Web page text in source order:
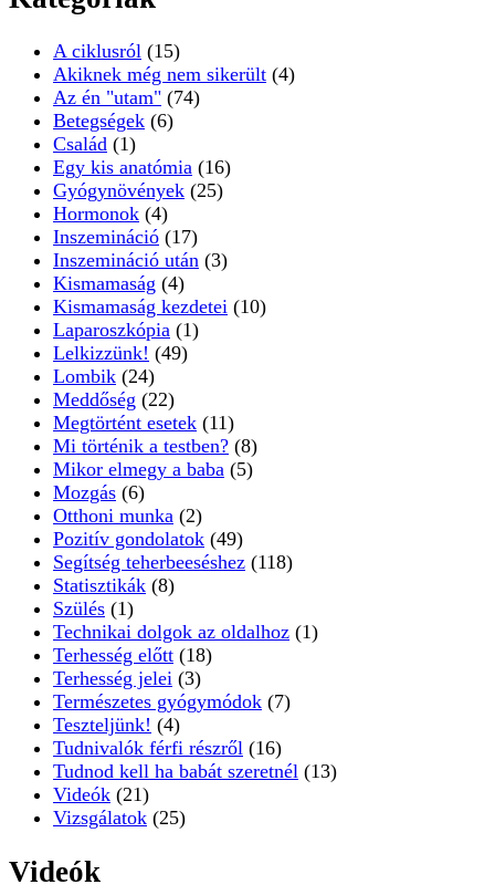
A ciklusról (15)
Akiknek még nem sikerült (4)
Az én "utam" (74)
Betegségek (6)
Család (1)
Egy kis anatómia (16)
Gyógynövények (25)
Hormonok (4)
Inszemináció (17)
Inszemináció után (3)
Kismamaság (4)
Kismamaság kezdetei (10)
Laparoszkópia (1)
Lelkizzünk! (49)
Lombik (24)
Meddőség (22)
Megtörtént esetek (11)
Mi történik a testben? (8)
Mikor elmegy a baba (5)
Mozgás (6)
Otthoni munka (2)
Pozitív gondolatok (49)
Segítség teherbeeséshez (118)
Statisztikák (8)
Szülés (1)
Technikai dolgok az oldalhoz (1)
Terhesség előtt (18)
Terhesség jelei (3)
Természetes gyógymódok (7)
Teszteljünk! (4)
Tudnivalók férfi részről (16)
Tudnod kell ha babát szeretnél (13)
Videók (21)
Vizsgálatok (25)
Videók